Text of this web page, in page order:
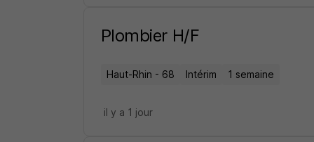
Plombier H/F
Haut-Rhin - 68 Intérim 1 semaine
il y a 1 jour